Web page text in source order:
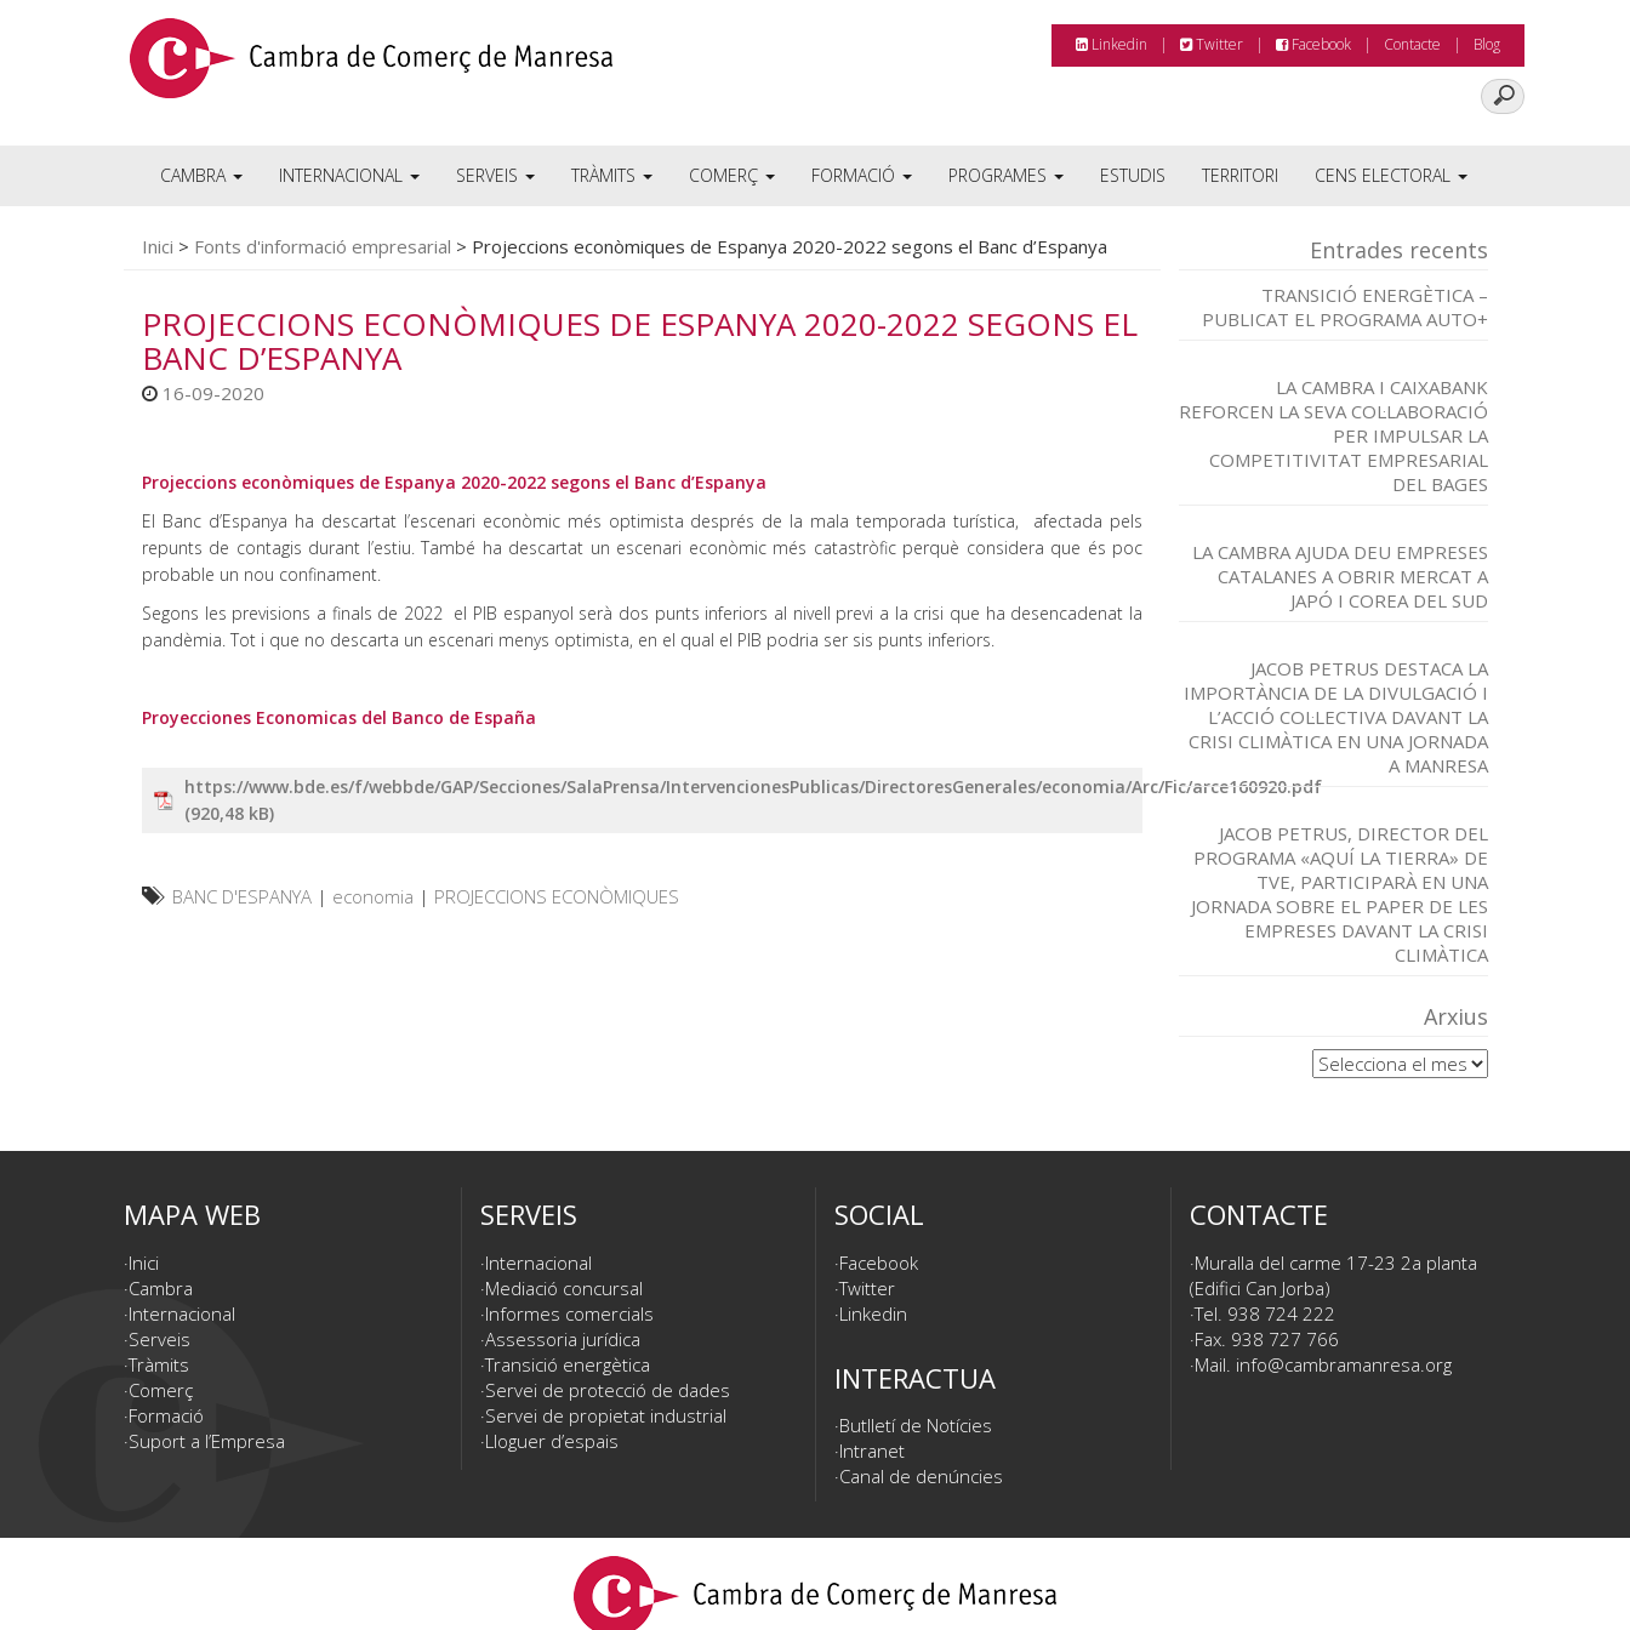
Linkedin Twitter Facebook Contacte Blog
CAMBRA INTERNACIONAL SERVEIS TRÀMITS COMERÇ FORMACIÓ PROGRAMES ESTUDIS TERRITORI CENS ELECTORAL
Inici > Fonts d'informació empresarial > Projeccions econòmiques de Espanya 2020-2022 segons el Banc d’Espanya
PROJECCIONS ECONÒMIQUES DE ESPANYA 2020-2022 SEGONS EL
BANC D’ESPANYA
16-09-2020
Projeccions econòmiques de Espanya 2020-2022 segons el Banc d’Espanya
El Banc d’Espanya ha descartat l’escenari econòmic més optimista després de la mala temporada turística, afectada pels
repunts de contagis durant l’estiu. També ha descartat un escenari econòmic més catastròfic perquè considera que és poc
probable un nou confinament.
Segons les previsions a finals de 2022 el PIB espanyol serà dos punts inferiors al nivell previ a la crisi que ha desencadenat la
pandèmia. Tot i que no descarta un escenari menys optimista, en el qual el PIB podria ser sis punts inferiors.
Proyecciones Economicas del Banco de España
https://www.bde.es/f/webbde/GAP/Secciones/SalaPrensa/IntervencionesPublicas/DirectoresGenerales/economia/Arc/Fic/arce160920.pdf
BANC D'ESPANYA | economia | PROJECCIONS ECONÒMIQUES
Entrades recents
TRANSICIÓ ENERGÈTICA –
PUBLICAT EL PROGRAMA AUTO+
LA CAMBRA I CAIXABANK
REFORCEN LA SEVA COL·LABORACIÓ
PER IMPULSAR LA
COMPETITIVITAT EMPRESARIAL
DEL BAGES
LA CAMBRA AJUDA DEU EMPRESES
CATALANES A OBRIR MERCAT A
JAPÓ I COREA DEL SUD
JACOB PETRUS DESTACA LA
IMPORTÀNCIA DE LA DIVULGACIÓ I
L’ACCIÓ COL·LECTIVA DAVANT LA
CRISI CLIMÀTICA EN UNA JORNADA
A MANRESA
JACOB PETRUS, DIRECTOR DEL
PROGRAMA «AQUÍ LA TIERRA» DE
TVE, PARTICIPARÀ EN UNA
JORNADA SOBRE EL PAPER DE LES
EMPRESES DAVANT LA CRISI
CLIMÀTICA
Arxius
Arxius
MAPA WEB
Inici
Cambra
Internacional
Serveis
Tràmits
Comerç
Formació
Suport a l’Empresa
SERVEIS
Internacional
Mediació concursal
Informes comercials
Assessoria jurídica
Transició energètica
Servei de protecció de dades
Servei de propietat industrial
Lloguer d’espais
SOCIAL
Facebook
Twitter
Linkedin
INTERACTUA
Butlletí de Notícies
Intranet
Canal de denúncies
CONTACTE
Muralla del carme 17-23 2a planta
(Edifici Can Jorba)
Tel. 938 724 222
Fax. 938 727 766
Mail. info@cambramanresa.org